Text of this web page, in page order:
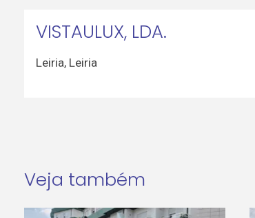
VISTAULUX, LDA.
Leiria, Leiria
Veja também